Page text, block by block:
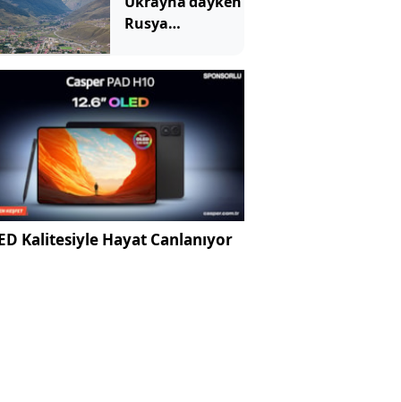
Rusya
komşusundan
sessiz sedasız
toprak
koparıyor
Kalitesiyle Hayat Canlanıyor